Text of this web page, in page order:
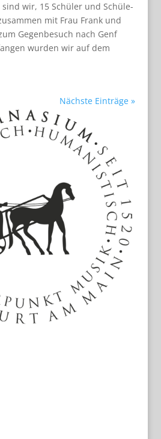
wir, 15 Schü­ler und Schü­le­
mit Frau Frank und
Gegen­be­such nach Genf
wur­den wir auf dem
Nächste Einträge »